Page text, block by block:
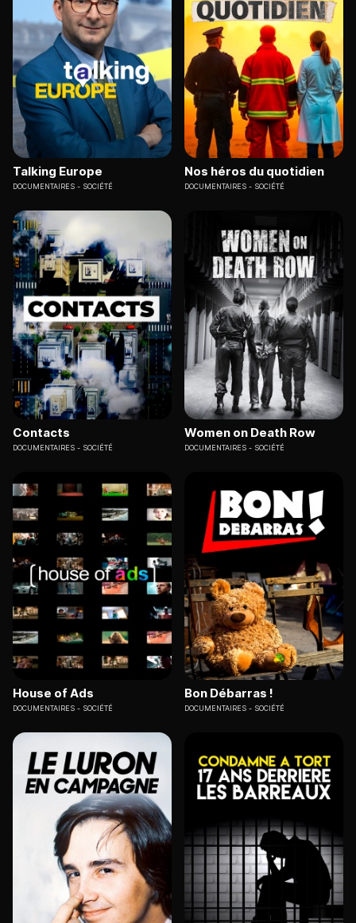
Talking Europe
DOCUMENTAIRES SOCIÉTÉ
Nos héros du quotidien
DOCUMENTAIRES SOCIÉTÉ
Contacts
DOCUMENTAIRES SOCIÉTÉ
Women on Death Row
DOCUMENTAIRES SOCIÉTÉ
House of Ads
DOCUMENTAIRES SOCIÉTÉ
Bon Débarras !
DOCUMENTAIRES SOCIÉTÉ